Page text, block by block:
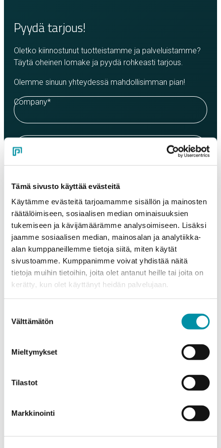
Tämä sivusto käyttää evästeitä
Käytämme evästeitä tarjoamamme sisällön ja mainosten
räätälöimiseen, sosiaalisen median ominaisuuksien
tukemiseen ja kävijämäärämme analysoimiseen. Lisäksi
jaamme sosiaalisen median, mainosalan ja analytiikka-
alan kumppaneillemme tietoja siitä, miten käytät
sivustoamme. Kumppanimme voivat yhdistää näitä
tietoja muihin tietoihin, joita olet antanut heille tai joita on
kerätty, kun olet käyttänyt heidän palvelujaan.
valinta
Välttämätön
Mieltymykset
Tilastot
Markkinointi
Pyydä tarjous!
Oletko kiinnostunut tuotteistamme ja palveluistamme?
Täytä oheinen lomake ja pyydä rohkeasti tarjous.
Olemme sinuun yhteydessä mahdollisimman pian!
Company*
Contact person*
Phone
Products
Select a product and enter the order quantity in meters. Please
note that the selected quality determines the minimum order
weight.
Quantity (m)
Weight (kg)